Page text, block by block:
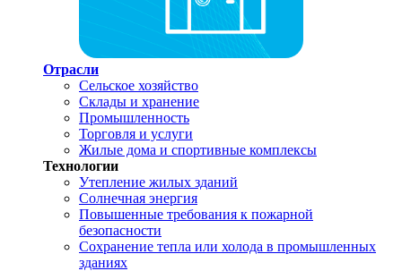
Отрасли
Сельское хозяйство
Склады и хранение
Промышленность
Торговля и услуги
Жилые дома и спортивные комплексы
Технологии
Утепление жилых зданий
Солнечная энергия
Повышенные требования к пожарной
безопасности
Сохранение тепла или холода в промышленных
зданиях